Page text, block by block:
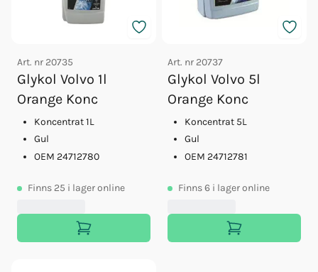
Art. nr 20735
Glykol Volvo 1l
Orange Konc
Koncentrat 1L
Gul
OEM 24712780
Finns 25 i lager online
Art. nr 20737
Glykol Volvo 5l
Orange Konc
Koncentrat 5L
Gul
OEM 24712781
Finns6 i lager online